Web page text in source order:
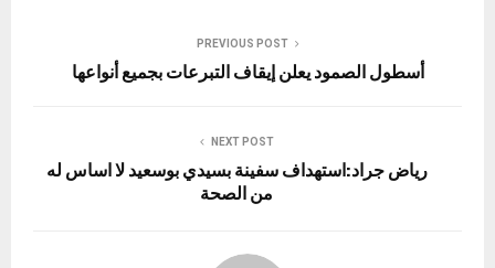
PREVIOUS POST
أسطول الصمود يعلن إيقاف التبرعات بجميع أنواعها
NEXT POST
رياض جراد:استهداف سفينة بسيدي بوسعيد لا اساس له
من الصحة